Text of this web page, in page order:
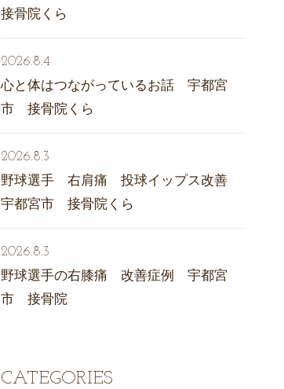
接骨院くら
心と体はつながっているお話 宇都宮
市 接骨院くら
2026.8.4
野球選手 右肩痛 投球イップス改善
宇都宮市 接骨院くら
2026.8.3
野球選手の右膝痛 改善症例 宇都宮
市 接骨院
2026.8.3
CATEGORIES